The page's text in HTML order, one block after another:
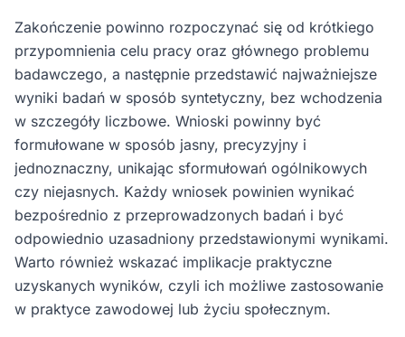
Zakończenie powinno rozpoczynać się od krótkiego
przypomnienia celu pracy oraz głównego problemu
badawczego, a następnie przedstawić najważniejsze
wyniki badań w sposób syntetyczny, bez wchodzenia
w szczegóły liczbowe. Wnioski powinny być
formułowane w sposób jasny, precyzyjny i
jednoznaczny, unikając sformułowań ogólnikowych
czy niejasnych. Każdy wniosek powinien wynikać
bezpośrednio z przeprowadzonych badań i być
odpowiednio uzasadniony przedstawionymi wynikami.
Warto również wskazać implikacje praktyczne
uzyskanych wyników, czyli ich możliwe zastosowanie
w praktyce zawodowej lub życiu społecznym.